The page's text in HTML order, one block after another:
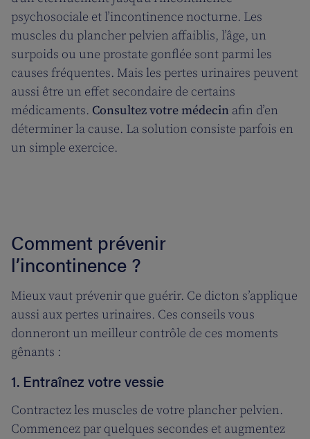
psychosociale et l’incontinence nocturne. Les
muscles du plancher pelvien affaiblis, l’âge, un
surpoids ou une prostate gonflée sont parmi les
causes fréquentes. Mais les pertes urinaires peuvent
aussi être un effet secondaire de certains
médicaments. Consultez votre médecin afin d’en
déterminer la cause. La solution consiste parfois en
un simple exercice.
Comment prévenir
l’incontinence ?
Mieux vaut prévenir que guérir. Ce dicton s’applique
aussi aux pertes urinaires. Ces conseils vous
donneront un meilleur contrôle de ces moments
gênants :
1. Entraînez votre vessie
Contractez les muscles de votre plancher pelvien.
Commencez par quelques secondes et augmentez